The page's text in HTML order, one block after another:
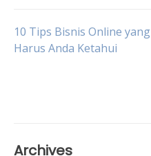
Post
10 Tips Bisnis Online yang
Harus Anda Ketahui
Archives